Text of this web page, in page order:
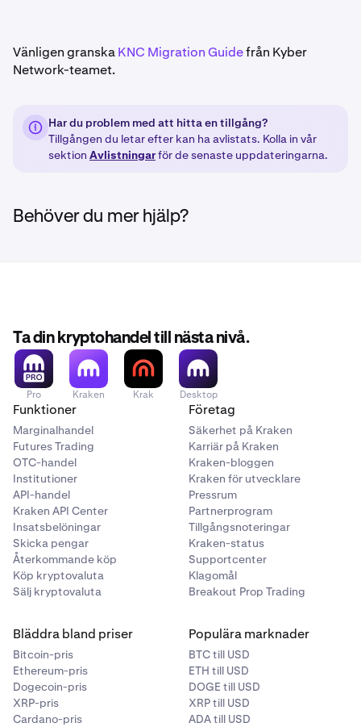
Vänligen granskaKNC Migration Guidefrån Kyber
Network-teamet.
Har du problem med att hitta en tillgång?
Tillgången du letar efter kan ha avlistats. Kolla in vår
sektion Avlistningarför de senaste uppdateringarna.
Behöver du mer hjälp?
Ta din kryptohandel till nästa nivå.
Pro Kraken Krak Desktop
Funktioner
Marginalhandel
Futures Trading
OTC-handel
Institutioner
API-handel
Kraken API Center
Insatsbelöningar
Skicka pengar
Återkommande köp
Köp kryptovaluta
Sälj kryptovaluta
Företag
Säkerhet på Kraken
Karriär på Kraken
Kraken-bloggen
Kraken för utvecklare
Pressrum
Partnerprogram
Tillgångsnoteringar
Kraken-status
Supportcenter
Klagomål
Breakout Prop Trading
Bläddra bland priser
Bitcoin-pris
Ethereum-pris
Dogecoin-pris
XRP-pris
Cardano-pris
Populära marknader
BTC till USD
ETH till USD
DOGE till USD
XRP till USD
ADA till USD